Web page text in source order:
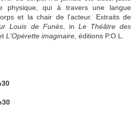
physique, qui à travers une langue
et la chair de l'acteur. Extraits de
Louis de Funès, in Le Théâtre des
L'Opérette imaginaire , éditions P.O.L.